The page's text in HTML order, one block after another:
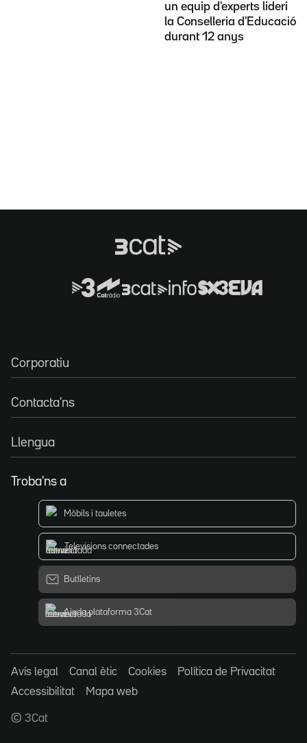
un equip d'experts lideri
la Conselleria d'Educació
durant 12 anys
Corporatiu
Contacta'ns
Llengua
Troba'ns a
Mòbils i tauletes
Televisions connectades
Butlletins
Ajuda plataforma 3Cat
Avís legal Canal ètic Cookies
Política de Privacitat
Accessibilitat
Mapa web
© 3Cat